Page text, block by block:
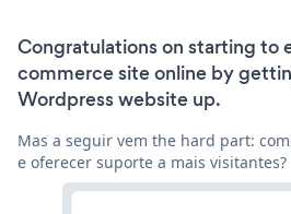
Congratulations on starting to
commerce site online by
Wordpress website up.
Mas a seguir vem the hard part:
e oferecer suporte a mais visitantes?